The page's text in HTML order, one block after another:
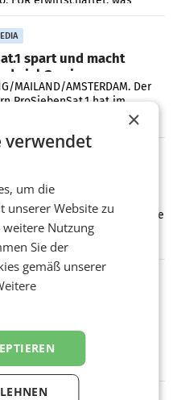
3,8 Prozent gegenüber dem
spart und macht
viel Gewinn
MAILAND/AMSTERDAM. Der
ProSiebenSat.1 hat im
Kostensenkungen operativ
deutlich übertroffen.
für Zirkularität: ARA und
am POS über
August hinweg rücken die
Austria AG (ARA) und der
Müller die Initiative
in allen österreichischen
zwei Filialen in
– Im Rahmen einer
zwei Filialen in Nieder- und
Die beiden Standorte liegen
im rund
×
verwendet
um die
unserer Website zu
Nutzung
Sie der
gemäß unserer